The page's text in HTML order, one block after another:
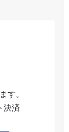
す。
決済